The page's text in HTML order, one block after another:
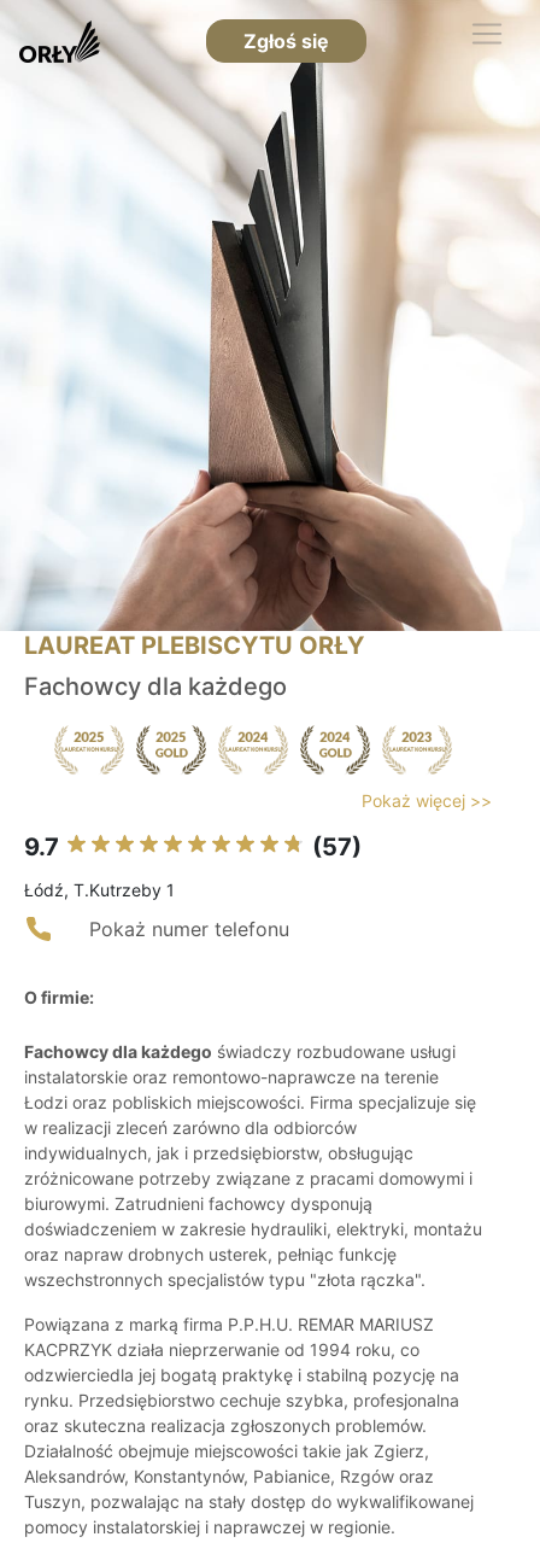
Zgłoś się
LAUREAT PLEBISCYTU ORŁY
Fachowcy dla każdego
Pokaż więcej >>
9.7 (57)
Łódź, T.Kutrzeby 1
Pokaż numer telefonu
O firmie:
Fachowcy dla każdego świadczy rozbudowane usługi
instalatorskie oraz remontowo-naprawcze na terenie
Łodzi oraz pobliskich miejscowości. Firma specjalizuje się
w realizacji zleceń zarówno dla odbiorców
indywidualnych, jak i przedsiębiorstw, obsługując
zróżnicowane potrzeby związane z pracami domowymi i
biurowymi. Zatrudnieni fachowcy dysponują
doświadczeniem w zakresie hydrauliki, elektryki, montażu
oraz napraw drobnych usterek, pełniąc funkcję
wszechstronnych specjalistów typu "złota rączka".
Powiązana z marką firma P.P.H.U. REMAR MARIUSZ
KACPRZYK działa nieprzerwanie od 1994 roku, co
odzwierciedla jej bogatą praktykę i stabilną pozycję na
rynku. Przedsiębiorstwo cechuje szybka, profesjonalna
oraz skuteczna realizacja zgłoszonych problemów.
Działalność obejmuje miejscowości takie jak Zgierz,
Aleksandrów, Konstantynów, Pabianice, Rzgów oraz
Tuszyn, pozwalając na stały dostęp do wykwalifikowanej
pomocy instalatorskiej i naprawczej w regionie.